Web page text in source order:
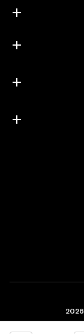
2026